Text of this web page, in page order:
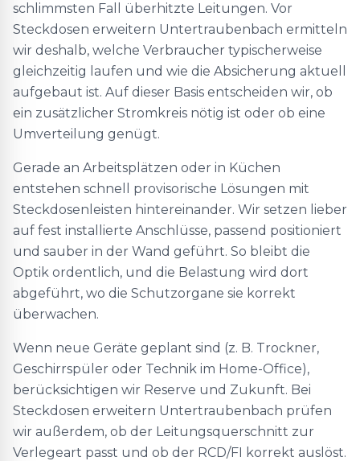
schlimmsten Fall überhitzte Leitungen. Vor
Steckdosen erweitern Untertraubenbach ermitteln
wir deshalb, welche Verbraucher typischerweise
gleichzeitig laufen und wie die Absicherung aktuell
aufgebaut ist. Auf dieser Basis entscheiden wir, ob
ein zusätzlicher Stromkreis nötig ist oder ob eine
Umverteilung genügt.
Gerade an Arbeitsplätzen oder in Küchen
entstehen schnell provisorische Lösungen mit
Steckdosenleisten hintereinander. Wir setzen lieber
auf fest installierte Anschlüsse, passend positioniert
und sauber in der Wand geführt. So bleibt die
Optik ordentlich, und die Belastung wird dort
abgeführt, wo die Schutzorgane sie korrekt
überwachen.
Wenn neue Geräte geplant sind (z. B. Trockner,
Geschirrspüler oder Technik im Home-Office),
berücksichtigen wir Reserve und Zukunft. Bei
Steckdosen erweitern Untertraubenbach prüfen
wir außerdem, ob der Leitungsquerschnitt zur
Verlegeart passt und ob der RCD/FI korrekt auslöst.